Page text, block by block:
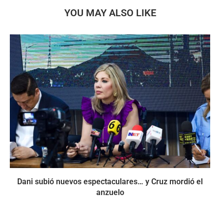
YOU MAY ALSO LIKE
Dani subió nuevos espectaculares… y Cruz mordió el
anzuelo